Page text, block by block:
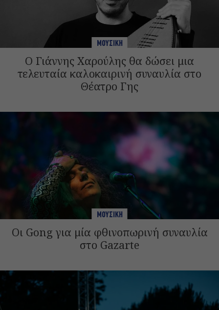
ΜΟΥΣΙΚΗ
Ο Γιάννης Χαρούλης θα δώσει μια
τελευταία καλοκαιρινή συναυλία στο
Θέατρο Γης
ΜΟΥΣΙΚΗ
Οι Gong για μία φθινοπωρινή συναυλία
στο Gazarte